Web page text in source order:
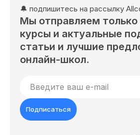
🔔 подпишитесь на рассылку
Мы отправляем
курсы и актуальные
статьи и лучшие
онлайн-школ.
Подписаться